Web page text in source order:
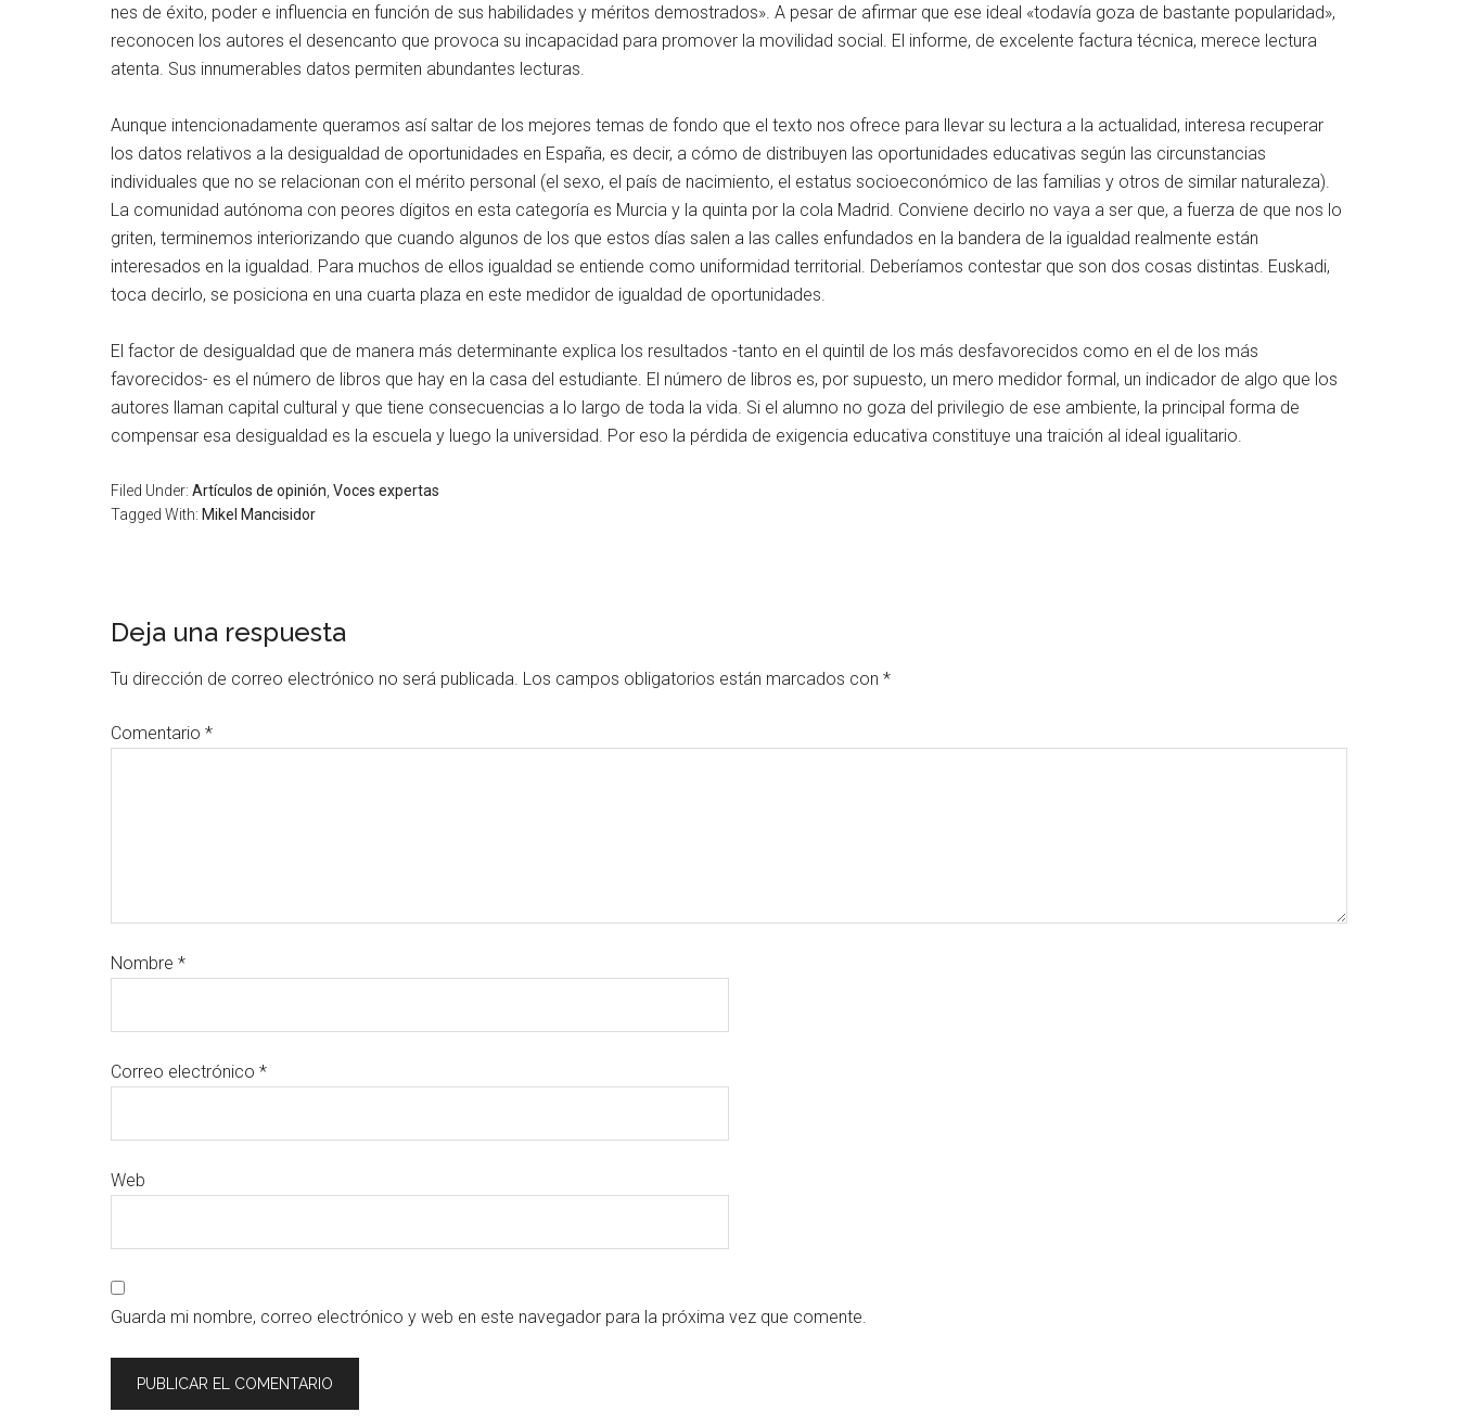
nes de éxito, poder e influencia en función de sus habilidades y méritos demostrados». A pesar de afirmar que ese ideal «todavía goza de bastante popularidad»,
reconocen los autores el desencanto que provoca su incapacidad para promover la movilidad social. El informe, de excelente factura técnica, merece lectura
atenta. Sus innumerables datos permiten abundantes lecturas.
Aunque intencionadamente queramos así saltar de los mejores temas de fondo que el texto nos ofrece para llevar su lectura a la actualidad, interesa recuperar
los datos relativos a la desigualdad de oportunidades en España, es decir, a cómo de distribuyen las oportunidades educativas según las circunstancias
individuales que no se relacionan con el mérito personal (el sexo, el país de nacimiento, el estatus socioeconómico de las familias y otros de similar naturaleza).
La comunidad autónoma con peores dígitos en esta categoría es Murcia y la quinta por la cola Madrid. Conviene decirlo no vaya a ser que, a fuerza de que nos lo
griten, terminemos interiorizando que cuando algunos de los que estos días salen a las calles enfundados en la bandera de la igualdad realmente están
interesados en la igualdad. Para muchos de ellos igualdad se entiende como uniformidad territorial. Deberíamos contestar que son dos cosas distintas. Euskadi,
toca decirlo, se posiciona en una cuarta plaza en este medidor de igualdad de oportunidades.
El factor de desigualdad que de manera más determinante explica los resultados -tanto en el quintil de los más desfavorecidos como en el de los más
favorecidos- es el número de libros que hay en la casa del estudiante. El número de libros es, por supuesto, un mero medidor formal, un indicador de algo que los
autores llaman capital cultural y que tiene consecuencias a lo largo de toda la vida. Si el alumno no goza del privilegio de ese ambiente, la principal forma de
compensar esa desigualdad es la escuela y luego la universidad. Por eso la pérdida de exigencia educativa constituye una traición al ideal igualitario.
Filed Under: Artículos de opinión Voces expertas
Tagged With: Mikel Mancisidor
Deja una respuesta
Tu dirección de correo electrónico no será publicada. Los campos obligatorios están marcados con *
Comentario *
Nombre *
Correo electrónico *
Web
Guarda mi nombre, correo electrónico y web en este navegador para la próxima vez que comente.